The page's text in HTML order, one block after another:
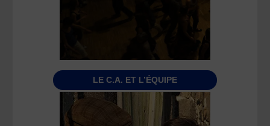
LE C.A. ET L’ÉQUIPE